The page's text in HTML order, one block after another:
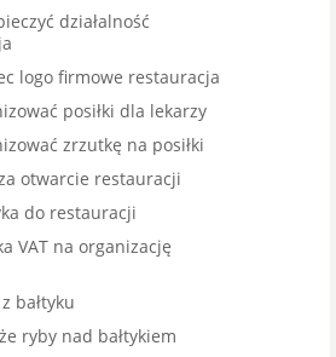
działalność
logo firmowe restauracja
posiłki dla lekarzy
zrzutkę na posiłki
otwarcie restauracji
do restauracji
VAT na organizację
bałtyku
ryby nad bałtykiem